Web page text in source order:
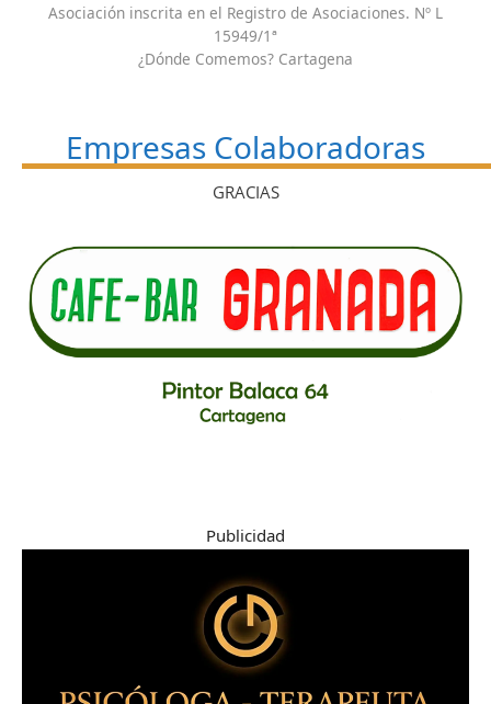
Asociación inscrita en el Registro de Asociaciones. Nº L
15949/1ª
¿Dónde Comemos? Cartagena
Empresas Colaboradoras
GRACIAS
Publicidad